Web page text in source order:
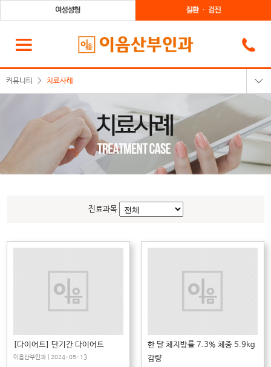
커뮤니티 치료사례
시술후기
하이닥주치의
진료과목
[다이어트] 단기간 다이어트
이음산부인과 | 2024-05-13
한 달 체지방률 7.3% 체중 5.9kg
감량